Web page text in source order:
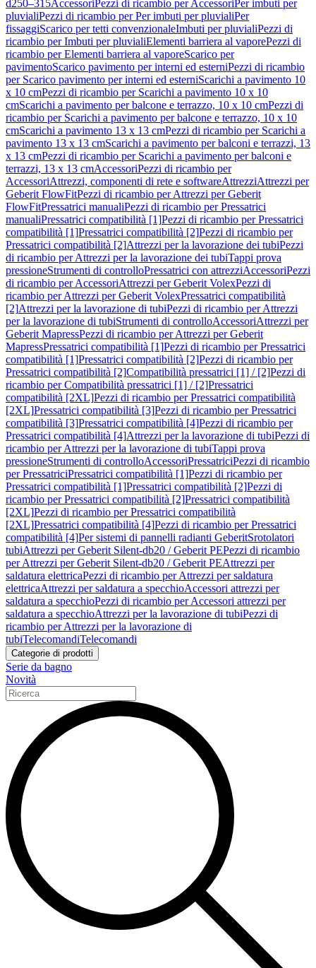
d250–315AccessoriPezzi di ricambio per AccessoriPer imbuti per
pluvialiPezzi di ricambio per Per imbuti per pluvialiPer
fissaggiScarico per tetti convenzionaleImbuti per pluvialiPezzi di
ricambio per Imbuti per pluvialiElementi barriera al vaporePezzi di
ricambio per Elementi barriera al vaporeScarico per
pavimentoScarico pavimento per interni ed esterniPezzi di ricambio
per Scarico pavimento per interni ed esterniScarichi a pavimento 10
x 10 cmPezzi di ricambio per Scarichi a pavimento 10 x 10
cmScarichi a pavimento per balcone e terrazzo, 10 x 10 cmPezzi di
ricambio per Scarichi a pavimento per balcone e terrazzo, 10 x 10
cmScarichi a pavimento 13 x 13 cmPezzi di ricambio per Scarichi a
pavimento 13 x 13 cmScarichi a pavimento per balconi e terrazzi, 13
x 13 cmPezzi di ricambio per Scarichi a pavimento per balconi e
terrazzi, 13 x 13 cmAccessoriPezzi di ricambio per
AccessoriAttrezzi, componenti di rete e softwareAttrezziAttrezzi per
Geberit FlowFitPezzi di ricambio per Attrezzi per Geberit
FlowFitPressatrici manualiPezzi di ricambio per Pressatrici
manualiPressatrici compatibilità [1]Pezzi di ricambio per Pressatrici
compatibilità [1]Pressatrici compatibilità [2]Pezzi di ricambio per
Pressatrici compatibilità [2]Attrezzi per la lavorazione dei tubiPezzi
di ricambio per Attrezzi per la lavorazione dei tubiTappi prova
pressioneStrumenti di controlloPressatrici con attrezziAccessoriPezzi
di ricambio per AccessoriAttrezzi per Geberit VolexPezzi di
ricambio per Attrezzi per Geberit VolexPressatrici compatibilità
[2]Attrezzi per la lavorazione di tubiPezzi di ricambio per Attrezzi
per la lavorazione di tubiStrumenti di controlloAccessoriAttrezzi per
Geberit MapressPezzi di ricambio per Attrezzi per Geberit
MapressPressatrici compatibilità [1]Pezzi di ricambio per Pressatrici
compatibilità [1]Pressatrici compatibilità [2]Pezzi di ricambio per
Pressatrici compatibilità [2]Compatibilità pressatrici [1] / [2]Pezzi di
ricambio per Compatibilità pressatrici [1] / [2]Pressatrici
compatibilità [2XL]Pezzi di ricambio per Pressatrici compatibilità
[2XL]Pressatrici compatibilità [3]Pezzi di ricambio per Pressatrici
compatibilità [3]Pressatrici compatibilità [4]Pezzi di ricambio per
Pressatrici compatibilità [4]Attrezzi per la lavorazione di tubiPezzi di
ricambio per Attrezzi per la lavorazione di tubiTappi prova
pressioneStrumenti di controlloAccessoriPressatriciPezzi di ricambio
per PressatriciPressatrici compatibilità [1]Pezzi di ricambio per
Pressatrici compatibilità [1]Pressatrici compatibilità [2]Pezzi di
ricambio per Pressatrici compatibilità [2]Pressatrici compatibilità
[2XL]Pezzi di ricambio per Pressatrici compatibilità
[2XL]Pressatrici compatibilità [4]Pezzi di ricambio per Pressatrici
compatibilità [4]Per sistemi di pannelli radianti GeberitSrotolatori
tubiAttrezzi per Geberit Silent-db20 / Geberit PEPezzi di ricambio
per Attrezzi per Geberit Silent-db20 / Geberit PEAttrezzi per
saldatura elettricaPezzi di ricambio per Attrezzi per saldatura
elettricaAttrezzi per saldatura a specchioAccessori attrezzi per
saldatura a specchioPezzi di ricambio per Accessori attrezzi per
saldatura a specchioAttrezzi per la lavorazione di tubiPezzi di
ricambio per Attrezzi per la lavorazione di
tubiTelecomandiTelecomandi
Categorie di prodotti
Serie da bagno
Novità